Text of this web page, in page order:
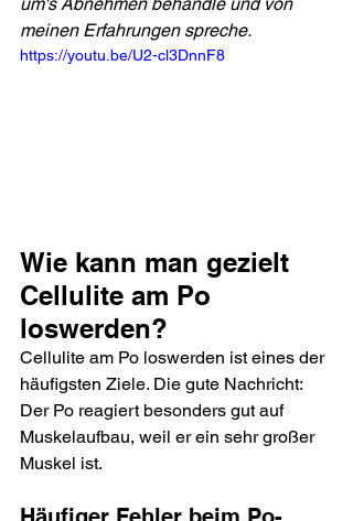
meinen Erfahrungen spreche.
https://youtu.be/U2-cl3DnnF8
Wie kann man gezielt
Cellulite am Po
loswerden?
Cellulite am Po loswerden ist eines der
häufigsten Ziele. Die gute Nachricht:
Der Po reagiert besonders gut auf
Muskelaufbau, weil er ein sehr großer
Muskel ist.